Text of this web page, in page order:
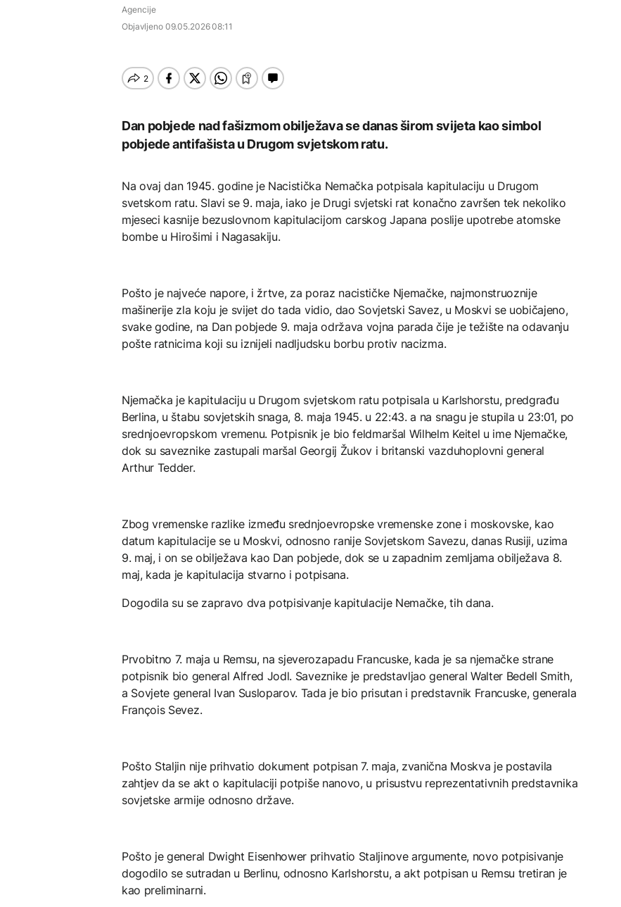
AKTUELNO
Požar se širi Bijeljinom,
Umjesto X-a popunjava
uputstva za skreniranje
AKTUELNO
Dunav se povukao i
otkrio vijekovima
FOKUS
Žedni za novcem: Koje bi
AKTUELNO
Izrael izveo zračne
Dio rakete SpaceX
velikom brzinom pada
na Mjesec
Britanska kraljevska
kovnica iz elektronskog
otpada izdvaja zlato
ZDRAVLJE
Ruska vakcina protiv
Agencije
Objavljeno 09.05.2026 08:11
Dan pobjede nad fašizmom obilježava se danas širom svijeta kao simbol
pobjede antifašista u Drugom svjetskom ratu.
Na ovaj dan 1945. godine je Nacistička Nemačka potpisala kapitulaciju u Drugom
svetskom ratu. Slavi se 9. maja, iako je Drugi svjetski rat konačno završen tek nekoliko
mjeseci kasnije bezuslovnom kapitulacijom carskog Japana poslije upotrebe atomske
bombe u Hirošimi i Nagasakiju.
Pošto je najveće napore, i žrtve, za poraz nacističke Njemačke, najmonstruoznije
mašinerije zla koju je svijet do tada vidio, dao Sovjetski Savez, u Moskvi se uobičajeno,
svake godine, na Dan pobjede 9. maja održava vojna parada čije je težište na odavanju
pošte ratnicima koji su iznijeli nadljudsku borbu protiv nacizma.
Njemačka je kapitulaciju u Drugom svjetskom ratu potpisala u Karlshorstu, predgrađu
Berlina, u štabu sovjetskih snaga, 8. maja 1945. u 22:43. a na snagu je stupila u 23:01, po
srednjoevropskom vremenu. Potpisnik je bio feldmaršal Wilhelm Keitel u ime Njemačke,
dok su saveznike zastupali maršal Georgij Žukov i britanski vazduhoplovni general
Arthur Tedder.
Zbog vremenske razlike između srednjoevropske vremenske zone i moskovske, kao
datum kapitulacije se u Moskvi, odnosno ranije Sovjetskom Savezu, danas Rusiji, uzima
9. maj, i on se obilježava kao Dan pobjede, dok se u zapadnim zemljama obilježava 8.
maj, kada je kapitulacija stvarno i potpisana.
Dogodila su se zapravo dva potpisivanje kapitulacije Nemačke, tih dana.
Prvobitno 7. maja u Remsu, na sjeverozapadu Francuske, kada je sa njemačke strane
potpisnik bio general Alfred Jodl. Saveznike je predstavljao general Walter Bedell Smith,
a Sovjete general Ivan Susloparov. Tada je bio prisutan i predstavnik Francuske, generala
François Sevez.
Pošto Staljin nije prihvatio dokument potpisan 7. maja, zvanična Moskva je postavila
zahtjev da se akt o kapitulaciji potpiše nanovo, u prisustvu reprezentativnih predstavnika
sovjetske armije odnosno države.
Pošto je general Dwight Eisenhower prihvatio Staljinove argumente, novo potpisivanje
dogodilo se sutradan u Berlinu, odnosno Karlshorstu, a akt potpisan u Remsu tretiran je
kao preliminarni.